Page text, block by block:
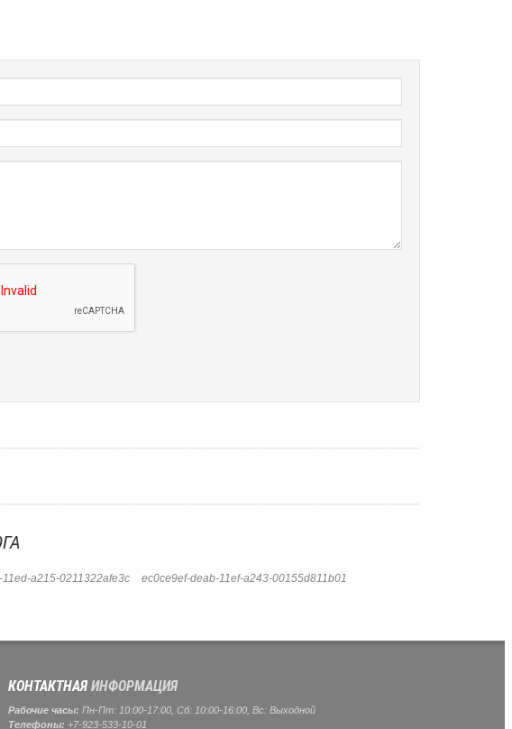
a215-0211322afe3c ec0ce9ef-deab-11ef-a243-00155d811b01
КОНТАКТНАЯИНФОРМАЦИЯ
Рабочие часы: Пн-Пт: 10:00-17:00, Сб: 10:00-16:00, Вс: Выходной
Телефоны: +7-923-533-10-01